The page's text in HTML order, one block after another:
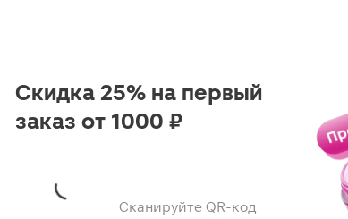
Сканируйте QR-код
Скидка 25% на первый
заказ от 1000 ₽